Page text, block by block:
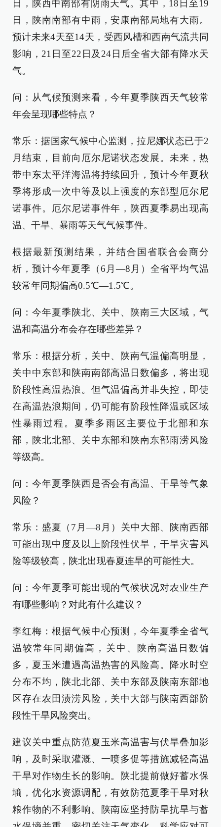
日，陕西中南部有阴雨天气。其中，18日至19
日，陕南南部有中雨，安康南部局地有大雨。
预计未来4天至14天，受西风槽和西南气流共同
影响，21日至22日及24日后全省大部有降水天
气。
问：从气候预测来看，今年夏季陕西天气较常
年会呈现哪些特点？
常乐：据国家气候中心监测，拉尼娜状态已于2
月结束，目前向厄尔尼诺状态发展。未来，热
带中东太平洋海温将持续回升，预计今年夏秋
季将形成一次中等及以上强度的东部型厄尔尼
诺事件。厄尔尼诺事件年，陕西夏季易出现高
温、干旱、暴雨等天气气候事件。
根据最新预测结果，并结合国省联合会商分
析，预计今年夏季（6月—8月）全省平均气温
较常年同期偏高0.5℃—1.5℃。
问：今年夏季陕北、关中、陕南三大区域，气
温和高温分布会存在哪些差异？
常乐：根据分析，关中、陕南气温偏高明显，
关中中东部和陕南南部高温日数偏多，将出现
阶段性高温热浪。但气温偏高并非失控，即使
在高温热浪期间，仍可能有阶段性降温或区域
性暴雨过程。夏季多雨区主要位于北部和东
部，陕北北部、关中东部和陕南东部雨涝风险
等级高。
问：今年夏季陕西是否会有高温、干旱等气象
风险？
常乐：盛夏（7月—8月）关中大部、陕南西部
可能出现中度及以上阶段性伏旱，干旱灾害风
险等级较高，陕北出现春夏连旱的可能性大。
问：今年夏季可能出现的气候状况对农业生产
有哪些影响？对此有什么建议？
李红梅：根据气候中心预测，今年夏季全省气
温较常年同期偏高，关中、陕南高温日数偏
多，夏玉米遭遇高温热害的风险高。降水时空
分布不均，陕北北部、关中东部及陕南东部地
区存在农田渍涝风险，关中大部与陕南西部阶
段性干旱风险突出。
建议关中重点防范夏玉米高温害与伏旱叠加影
响，及时采取灌溉、一喷多促等措施减轻高温
干旱对作物生长的影响。陕北提前做好蓄水保
墒，优化水资源调配，有效防范夏季干旱对秋
粮作物的不利影响。陕南应坚持防旱抗旱与蓄